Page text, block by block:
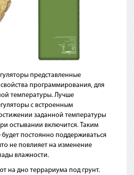
представленные
программирования, для
температуры. Лучше
с встроенным
заданной температуры
остывании включится. Таким
постоянно поддерживаться
не повлияет на изменение
влажности.
на дно террариума под грунт.